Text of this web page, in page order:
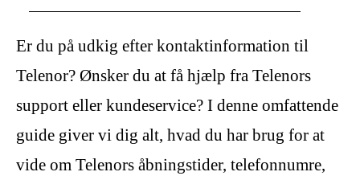
Er du på udkig efter kontaktinformation til
Telenor? Ønsker du at få hjælp fra Telenors
support eller kundeservice? I denne omfattende
guide giver vi dig alt, hvad du har brug for at
vide om Telenors åbningstider, telefonnumre,